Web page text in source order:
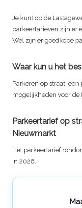
Je kunt op de
parkeertarieven zijn er
Wel zijn er goedkope
Waar kun u het
Parkeren op straat, een
mogelijkheden voor de
Parkeertarief op
Nieuwmarkt
Het parkeertarief
in 2026.